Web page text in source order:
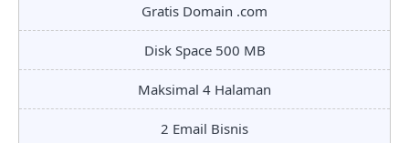
Gratis Domain .com
Disk Space 500 MB
Maksimal 4 Halaman
2 Email Bisnis